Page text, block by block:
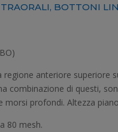
, BOTTONI
anteriore superiore
combinazione di questi,
morsi profondi. Altezza
80 mesh.